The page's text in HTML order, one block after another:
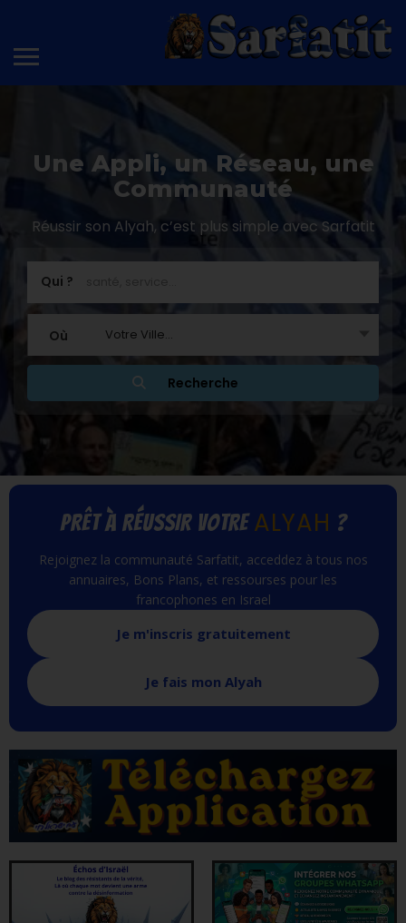
Une Appli, un Réseau, une
Communauté
Réussir son Alyah, c’est plus simple avec Sarfatit
Qui ?
Où Votre Ville...
PRÊT À RÉUSSIR VOTREALYAH ?
Rejoignez la communauté Sarfatit, acceddez à tous nos
annuaires, Bons Plans, et ressourses pour les
francophones en Israel
Je m'inscris gratuitement
Je fais mon Alyah